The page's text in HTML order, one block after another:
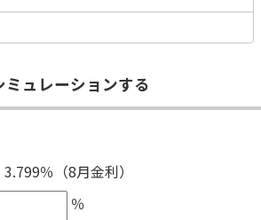
ュレーションする
％（8月金利）
％